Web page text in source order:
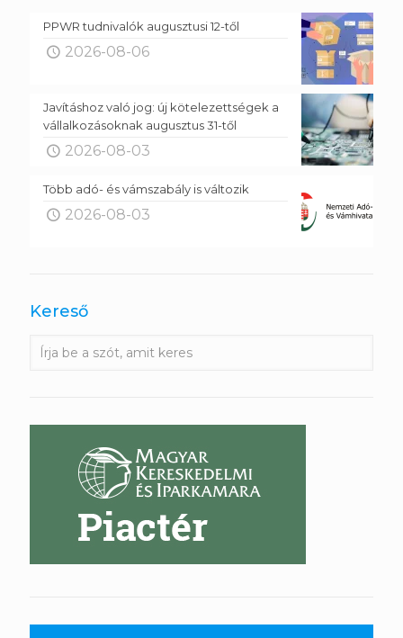
PPWR tudnivalók augusztusi 12-től
2026-08-06
Javításhoz való jog: új kötelezettségek a
vállalkozásoknak augusztus 31-től
2026-08-03
Több adó- és vámszabály is változik
2026-08-03
Kereső